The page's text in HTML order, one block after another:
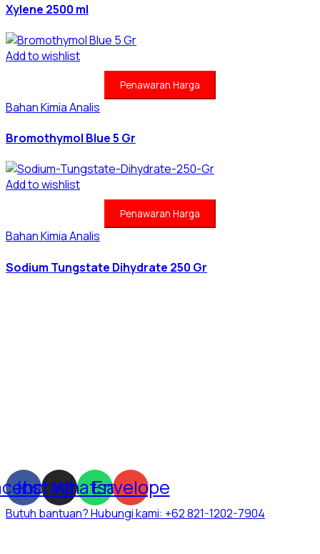
Xylene 2500 ml
Add to wishlist
Penawaran Harga
Bahan Kimia Analis
Bromothymol Blue 5 Gr
Add to wishlist
Penawaran Harga
Bahan Kimia Analis
Sodium Tungstate Dihydrate 250 Gr
Instagram
Whatsapp
Envelope
Butuh bantuan? Hubungi kami: +62 821-1202-7904